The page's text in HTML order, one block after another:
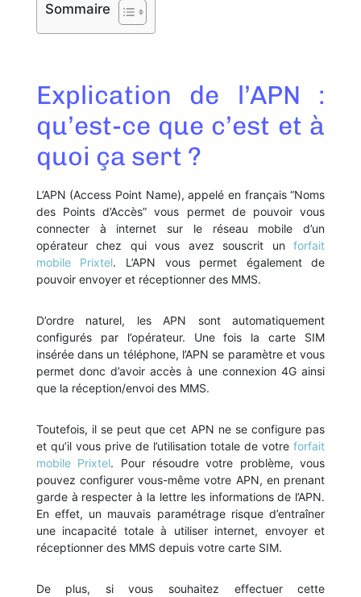
Sommaire
Explication de l’APN :
qu’est-ce que c’est et à
quoi ça sert ?
L’APN (Access Point Name), appelé en français “Noms
des Points d’Accès” vous permet de pouvoir vous
connecter à internet sur le réseau mobile d’un
opérateur chez qui vous avez souscrit unforfait
mobile Prixtel. L’APN vous permet également de
pouvoir envoyer et réceptionner des MMS.
D’ordre naturel, les APN sont automatiquement
configurés par l’opérateur. Une fois la carte SIM
insérée dans un téléphone, l’APN se paramètre et vous
permet donc d’avoir accès à une connexion 4G ainsi
que la réception/envoi des MMS.
Toutefois, il se peut que cet APN ne se configure pas
et qu’il vous prive de l’utilisation totale de votreforfait
mobile Prixtel. Pour résoudre votre problème, vous
pouvez configurer vous-même votre APN, en prenant
garde à respecter à la lettre les informations de l’APN.
En effet, un mauvais paramétrage risque d’entraîner
une incapacité totale à utiliser internet, envoyer et
réceptionner des MMS depuis votre carte SIM.
De plus, si vous souhaitez effectuer cette